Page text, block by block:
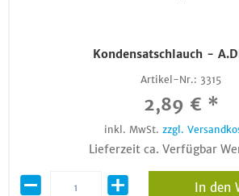
Kondensatschlauch -
Artikel-Nr.: 3315
2,89 € *
inkl. MwSt. zzgl.
Lieferzeit ca. Verfügbar
In den